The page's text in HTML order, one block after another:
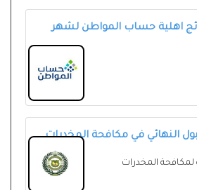
اهلية حساب المواطن لشهر
النهائي في مكافحة المخدرات
لمكافحة المخدرات